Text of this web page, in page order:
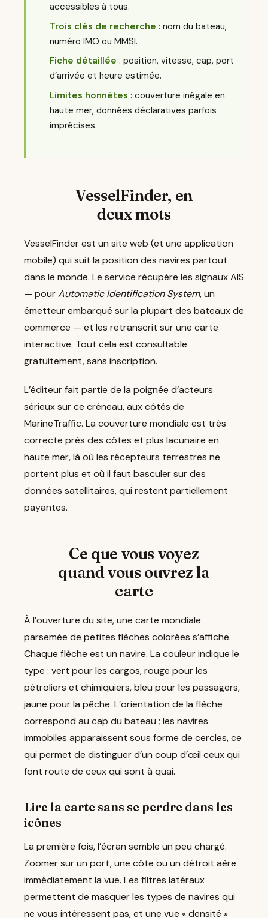
accessibles à tous.
Trois clés de recherche : nom du bateau,
numéro IMO ou MMSI.
Fiche détaillée : position, vitesse, cap, port
d’arrivée et heure estimée.
Limites honnêtes : couverture inégale en
haute mer, données déclaratives parfois
imprécises.
VesselFinder, en
deux mots
VesselFinder est un site web (et une application
mobile) qui suit la position des navires partout
dans le monde. Le service récupère les signaux AIS
— pourAutomatic Identification System, un
émetteur embarqué sur la plupart des bateaux de
commerce — et les retranscrit sur une carte
interactive. Tout cela est consultable
gratuitement, sans inscription.
L’éditeur fait partie de la poignée d’acteurs
sérieux sur ce créneau, aux côtés de
MarineTraffic. La couverture mondiale est très
correcte près des côtes et plus lacunaire en
haute mer, là où les récepteurs terrestres ne
portent plus et où il faut basculer sur des
données satellitaires, qui restent partiellement
payantes.
Ce que vous voyez
quand vous ouvrez la
carte
À l’ouverture du site, une carte mondiale
parsemée de petites flèches colorées s’affiche.
Chaque flèche est un navire. La couleur indique le
type : vert pour les cargos, rouge pour les
pétroliers et chimiquiers, bleu pour les passagers,
jaune pour la pêche. L’orientation de la flèche
correspond au cap du bateau ; les navires
immobiles apparaissent sous forme de cercles, ce
qui permet de distinguer d’un coup d’œil ceux qui
font route de ceux qui sont à quai.
Lire la carte sans se perdre dans les
icônes
La première fois, l’écran semble un peu chargé.
Zoomer sur un port, une côte ou un détroit aère
immédiatement la vue. Les filtres latéraux
permettent de masquer les types de navires qui
ne vous intéressent pas, et une vue « densité »